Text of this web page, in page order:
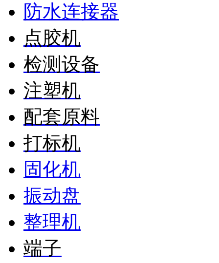
防水连接器
点胶机
检测设备
注塑机
配套原料
打标机
固化机
振动盘
整理机
端子